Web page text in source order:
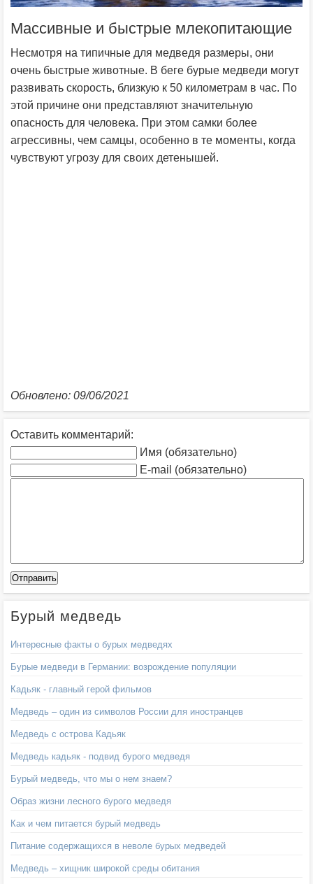
Массивные и быстрые млекопитающие
Несмотря на типичные для медведя размеры, они
очень быстрые животные. В беге бурые медведи могут
развивать скорость, близкую к 50 километрам в час. По
этой причине они представляют значительную
опасность для человека. При этом самки более
агрессивны, чем самцы, особенно в те моменты, когда
чувствуют угрозу для своих детенышей.
Обновлено: 09/06/2021
Оставить комментарий:
Имя (обязательно)
E-mail (обязательно)
Бурый медведь
Интересные факты о бурых медведях
Бурые медведи в Германии: возрождение популяции
Кадьяк - главный герой фильмов
Медведь – один из символов России для иностранцев
Медведь с острова Кадьяк
Медведь кадьяк - подвид бурого медведя
Бурый медведь, что мы о нем знаем?
Образ жизни лесного бурого медведя
Как и чем питается бурый медведь
Питание содержащихся в неволе бурых медведей
Медведь – хищник широкой среды обитания